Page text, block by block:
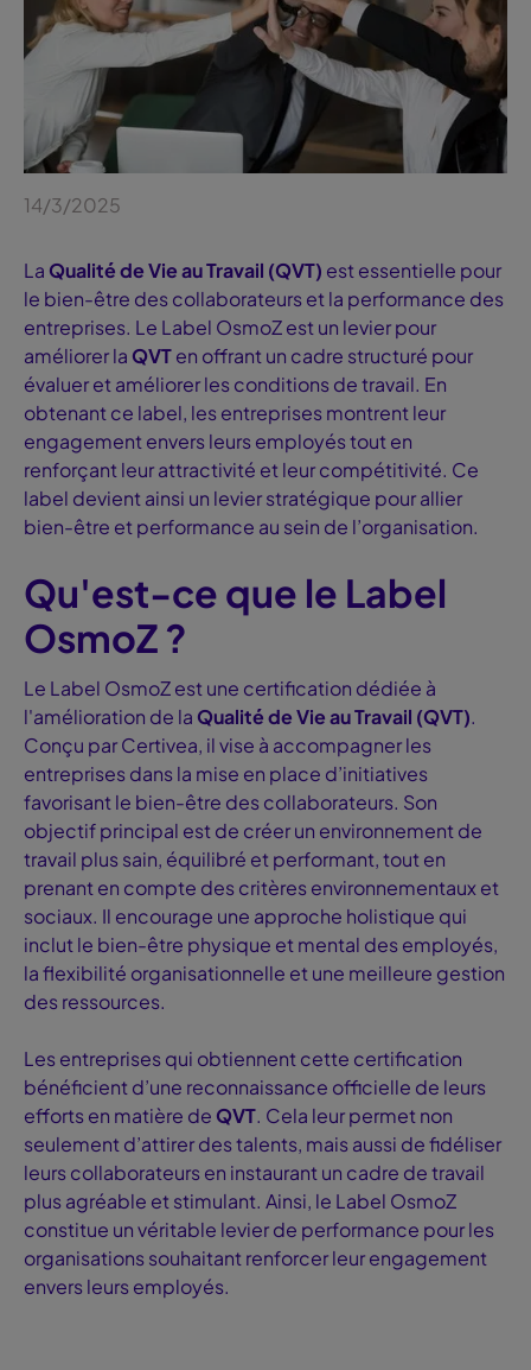
14/3/2025
La Qualité de Vie au Travail (QVT) est essentielle pour
le bien-être des collaborateurs et la performance des
entreprises. Le Label OsmoZ est un levier pour
améliorer la QVTen offrant un cadre structuré pour
évaluer et améliorer les conditions de travail. En
obtenant ce label, les entreprises montrent leur
engagement envers leurs employés tout en
renforçant leur attractivité et leur compétitivité. Ce
label devient ainsi un levier stratégique pour allier
bien-être et performance au sein de l’organisation.
Qu'est-ce que le Label
OsmoZ ?
Le Label OsmoZ est une certification dédiée à
l'amélioration de la Qualité de Vie au Travail (QVT).
Conçu par Certivea, il vise à accompagner les
entreprises dans la mise en place d’initiatives
favorisant le bien-être des collaborateurs. Son
objectif principal est de créer un environnement de
travail plus sain, équilibré et performant, tout en
prenant en compte des critères environnementaux et
sociaux. Il encourage une approche holistique qui
inclut le bien-être physique et mental des employés,
la flexibilité organisationnelle et une meilleure gestion
des ressources.
Les entreprises qui obtiennent cette certification
bénéficient d’une reconnaissance officielle de leurs
efforts en matière de QVT. Cela leur permet non
seulement d’attirer des talents, mais aussi de fidéliser
leurs collaborateurs en instaurant un cadre de travail
plus agréable et stimulant. Ainsi, le Label OsmoZ
constitue un véritable levier de performance pour les
organisations souhaitant renforcer leur engagement
envers leurs employés.